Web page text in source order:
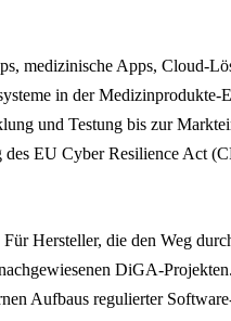
medizinische Apps, Cloud-
in der
und Testung bis zur
des EU Cyber Resilience Act
Hersteller, die den Weg
DiGA-
Aufbaus regulierter